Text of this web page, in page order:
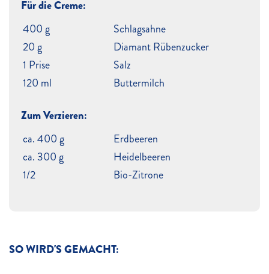
SO WIRD'S GEMACHT:
Für die Creme:
400 g
Schlagsahne
20 g
Diamant Rübenzucker
1 Prise
Salz
120 ml
Buttermilch
Zum Verzieren:
ca. 400 g
Erdbeeren
ca. 300 g
Heidelbeeren
1/2
Bio-Zitrone